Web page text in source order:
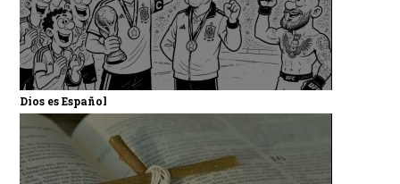
Dios es Español